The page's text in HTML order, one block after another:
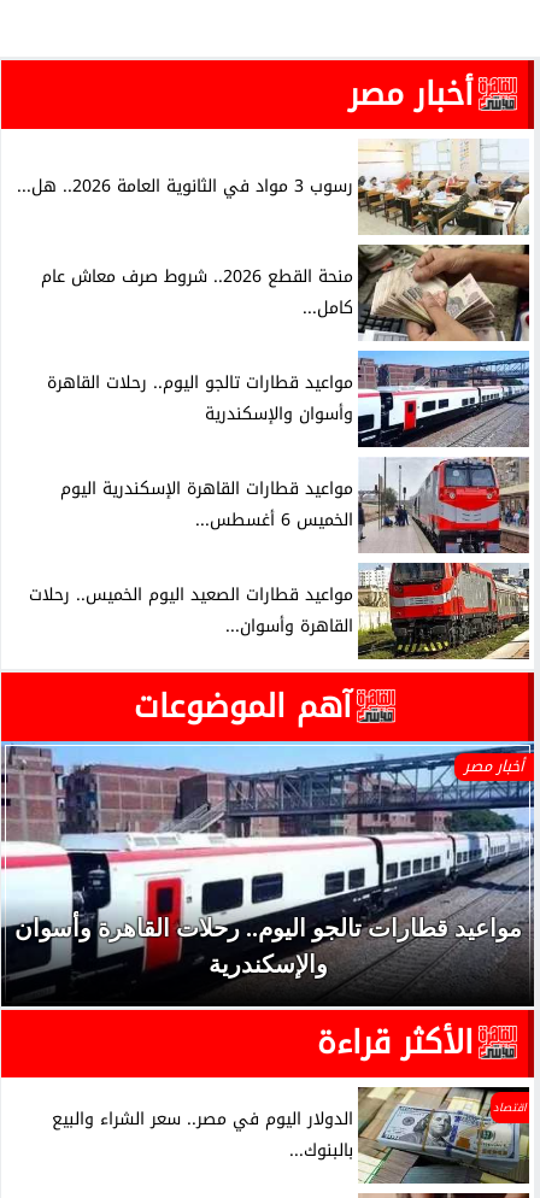
أخبار مصر
رسوب 3 مواد في الثانوية العامة 2026.. هل...
منحة القطع 2026.. شروط صرف معاش عام
كامل...
مواعيد قطارات تالجو اليوم.. رحلات القاهرة
وأسوان والإسكندرية
مواعيد قطارات القاهرة الإسكندرية اليوم
الخميس 6 أغسطس...
مواعيد قطارات الصعيد اليوم الخميس.. رحلات
القاهرة وأسوان...
آهم الموضوعات
أخبار مصر
مواعيد قطارات تالجو اليوم.. رحلات القاهرة وأسوان
والإسكندرية
الأكثر قراءة
اقتصاد
الدولار اليوم في مصر.. سعر الشراء والبيع
بالبنوك...